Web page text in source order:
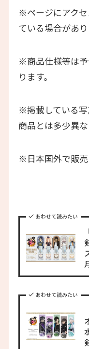
※ページにアク
ている場合があり
※商品仕様等は
ります。
※掲載している
商品とは多少異
※日本国外で販売
あわせて読みたい
あわせて読みたい